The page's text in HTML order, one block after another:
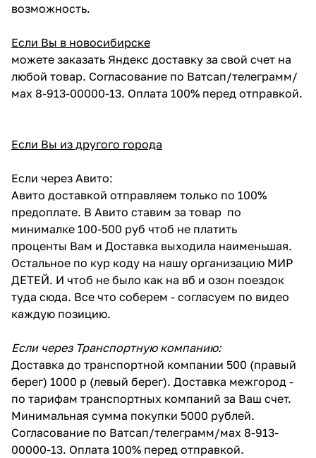
возможность.
Если Вы в новосибирске
можете заказать Яндекс доставку за свой счет на
любой товар. Согласование по Ватсап/телеграмм/
мах 8-913-00000-13. Оплата 100% перед отправкой.
Если Вы из другого города
Если через Авито:
Авито доставкой отправляем только по 100%
предоплате. В Авито ставим за товар по
минималке 100-500 руб чтоб не платить
проценты Вам и Доставка выходила наименьшая.
Остальное по кур коду на нашу организацию МИР
ДЕТЕЙ. И чтоб не было как на вб и озон поездок
туда сюда. Все что соберем - согласуем по видео
каждую позицию.
Если через Транспортную компанию:
Доставка до транспортной компании 500 (правый
берег) 1000 р (левый берег). Доставка межгород -
по тарифам транспортных компаний за Ваш счет.
Минимальная сумма покупки 5000 рублей.
Согласование по Ватсап/телеграмм/мах 8-913-
00000-13. Оплата 100% перед отправкой.